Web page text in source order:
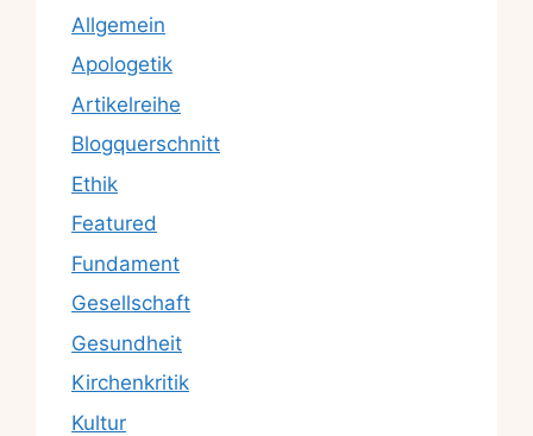
Allgemein
Apologetik
Artikelreihe
Blogquerschnitt
Ethik
Featured
Fundament
Gesellschaft
Gesundheit
Kirchenkritik
Kultur